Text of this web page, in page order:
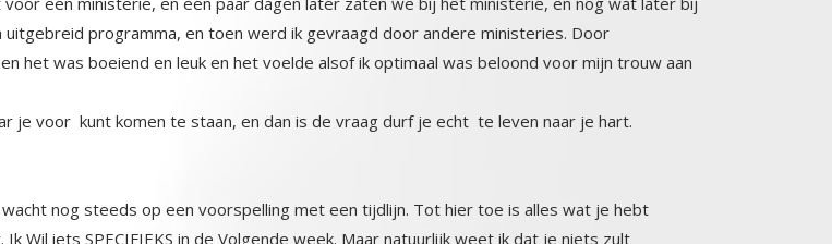
je voor kunt komen te staan, en dan is de vraag durf je echt te leven naar je hart.
nog steeds op een voorspelling met een tijdlijn. Tot hier toe is alles wat je hebt
Wil iets SPECIFIEKS in de Volgende week. Maar natuurlijk weet ik dat je niets zult